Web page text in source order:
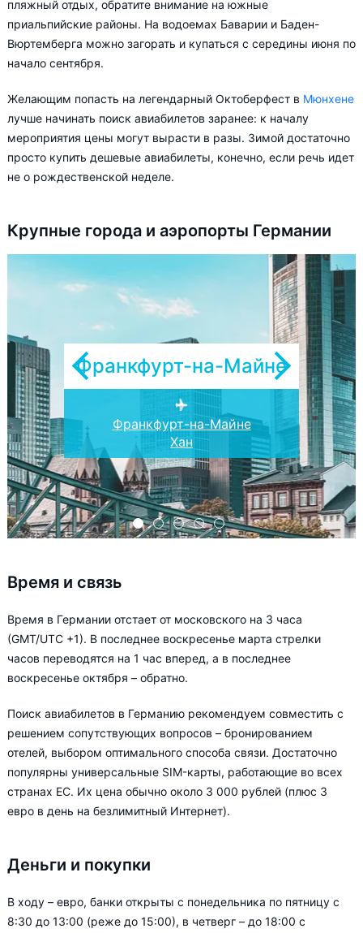
пляжный отдых, обратите внимание на южные
приальпийские районы. На водоемах Баварии и Баден-
Вюртемберга можно загорать и купаться с середины июня по
начало сентября.
Желающим попасть на легендарный Октоберфест в Мюнхене
лучше начинать поиск авиабилетов заранее: к началу
мероприятия цены могут вырасти в разы. Зимой достаточно
просто купить дешевые авиабилеты, конечно, если речь идет
не о рождественской неделе.
Крупные города и аэропорты Германии
Франкфурт-на-Майне
Франкфурт-на-Майне
Хан
Бранденбург
Франц Йозеф Штраус
Гамбург
Дюссельдорф
Нидеррхейн
Время и связь
Время в Германии отстает от московского на 3 часа
(GMT/UTC +1). В последнее воскресенье марта стрелки
часов переводятся на 1 час вперед, а в последнее
воскресенье октября – обратно.
Поиск авиабилетов в Германию рекомендуем совместить с
решением сопутствующих вопросов – бронированием
отелей, выбором оптимального способа связи. Достаточно
популярны универсальные SIM-карты, работающие во всех
странах ЕС. Их цена обычно около 3 000 рублей (плюс 3
евро в день на безлимитный Интернет).
Деньги и покупки
В ходу – евро, банки открыты с понедельника по пятницу с
8:30 до 13:00 (реже до 15:00), в четверг – до 18:00 с